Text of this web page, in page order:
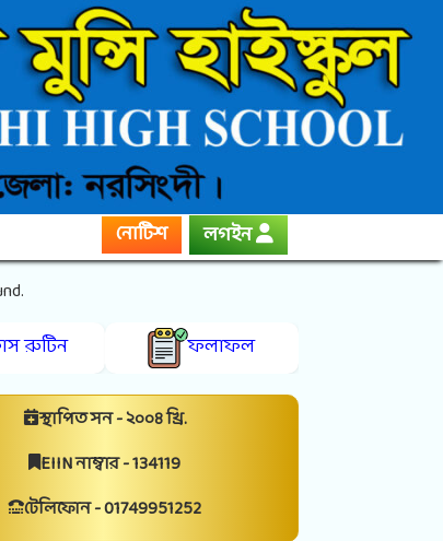
নোটিশ লগইন
রুটিন ফলাফল
স্থাপিত সন - ২০০৪ খ্রি.
EIIN নাম্বার - 134119
টেলিফোন - 01749951252